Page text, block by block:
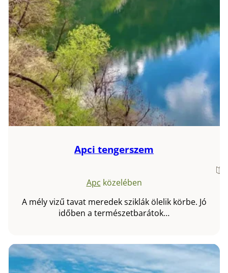
Apci tengerszem
Apc közelében
A mély vizű tavat meredek sziklák ölelik körbe. Jó
időben a természetbarátok…